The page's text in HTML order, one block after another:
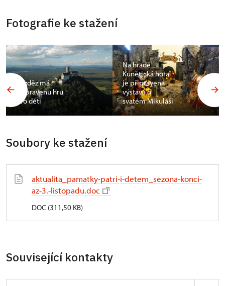
Fotografie ke stažení
Bezděz má
připravenu hru
pro děti
Na hradě
Kunětická hora
je připravena
výstava o
svatém Mikuláši
Soubory ke stažení
aktualita_pamatky-patri-i-detem_sezona-konci-
az-3.-listopadu.doc
DOC (311,50 KB)
Související kontakty